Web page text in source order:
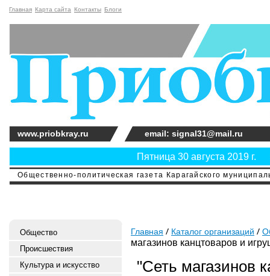
Главная Карта сайта Контакты Блоги
Общественно-политическая газета Карагайского
Пятница 30 августа 2019 г.
www.priobkray.ru email: signal31@mail.ru
Общество
Происшествия
Культура и искусство
Главная Каталог организаций
магазинов канцтоваров и
"Сеть магазинов